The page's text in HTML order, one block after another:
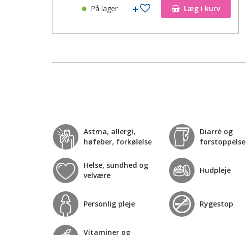
På lager Læg i kurv
Astma, allergi,
høfeber, forkølelse
Diarré og
forstoppelse
Helse, sundhed og
velvære
Hudpleje
Personlig pleje Rygestop
Vitaminer og